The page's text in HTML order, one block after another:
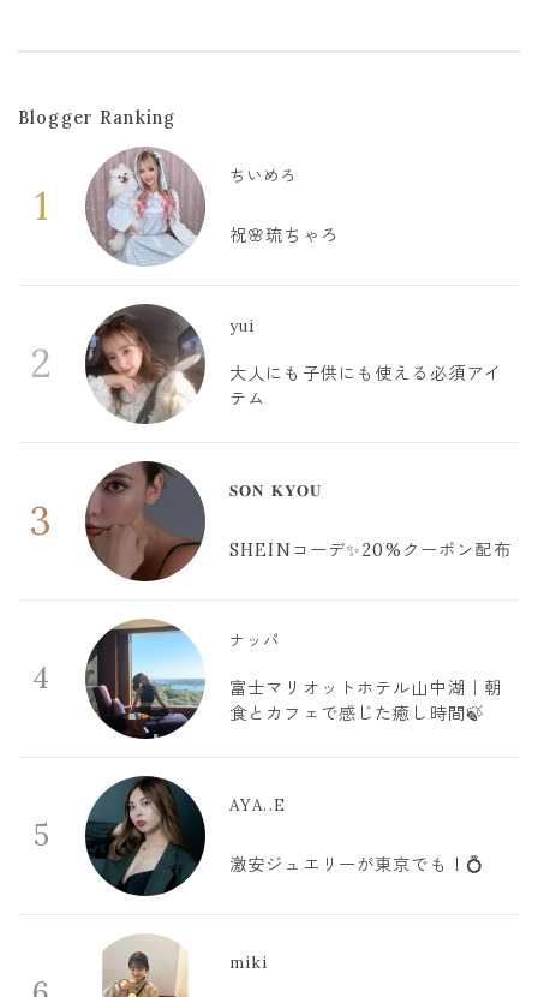
Blogger Ranking
1
ちいめろ
祝🌸琉ちゃろ
2
yui
大人にも子供にも使える必須アイ
テム
3
𝐒𝐎𝐍 𝐊𝐘𝐎𝐔
SHEINコーデ✨20%クーポン配布
4
ナッパ
富士マリオットホテル山中湖｜朝
食とカフェで感じた癒し時間🍃
5
AYA..E
激安ジュエリーが東京でも！💍
miki